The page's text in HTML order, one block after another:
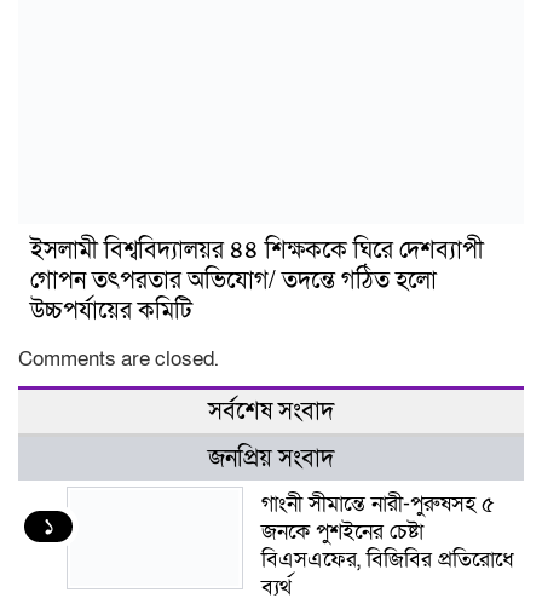
ইসলামী বিশ্ববিদ্যালয়র ৪৪ শিক্ষককে ঘিরে দেশব্যাপী
গোপন তৎপরতার অভিযোগ/ তদন্তে গঠিত হলো
উচ্চপর্যায়ের কমিটি
Comments are closed.
সর্বশেষ সংবাদ
জনপ্রিয় সংবাদ
১
গাংনী সীমান্তে নারী-পুরুষসহ ৫
জনকে পুশইনের চেষ্টা
বিএসএফের, বিজিবির প্রতিরোধে
ব্যর্থ